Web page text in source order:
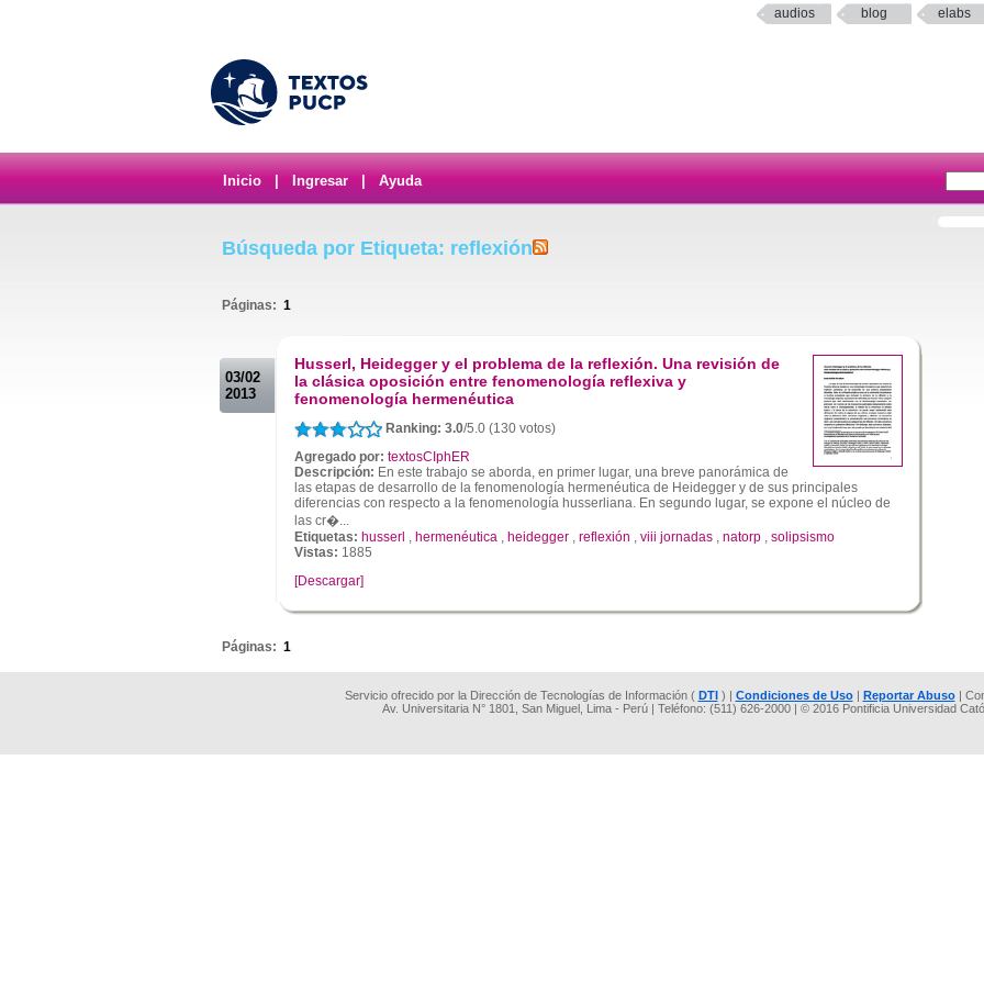
audios blog elabs
Inicio Ingresar Ayuda
Búsqueda por Etiqueta: reflexión
Páginas: 1
03/02
2013
Husserl, Heidegger y el problema de la reflexión. Una revisión de
la clásica oposición entre fenomenología reflexiva y
fenomenología hermenéutica
Ranking: 3.0/5.0 (130 votos)
Agregado por: textosCIphER
Descripción: En este trabajo se aborda, en primer lugar, una breve panorámica de
las etapas de desarrollo de la fenomenología hermenéutica de Heidegger y de sus principales
diferencias con respecto a la fenomenología husserliana. En segundo lugar, se expone el núcleo de
las cr�...
Etiquetas: husserl , hermenéutica , heidegger , reflexión , viii jornadas , natorp , solipsismo
Vistas: 1885
[Descargar]
Páginas: 1
Servicio ofrecido por la Dirección de Tecnologías de Información ( DTI) | Condiciones de Uso| Reportar Abuso|
Av. Universitaria N° 1801, San Miguel, Lima - Perú | Teléfono: (511) 626-2000 | © 2016 Pontificia Universidad